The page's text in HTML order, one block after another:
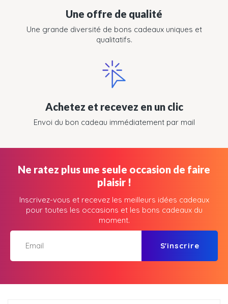
Une offre de qualité
Une grande diversité de bons cadeaux uniques et
qualitatifs.
Achetez et recevez en un clic
Envoi du bon cadeau immédiatement par mail
Ne ratez plus une seule occasion de faire
plaisir !
Inscrivez-vous et recevez les meilleurs idées cadeaux
pour toutes les occasions et les bons cadeaux du
moment.
S'inscrire